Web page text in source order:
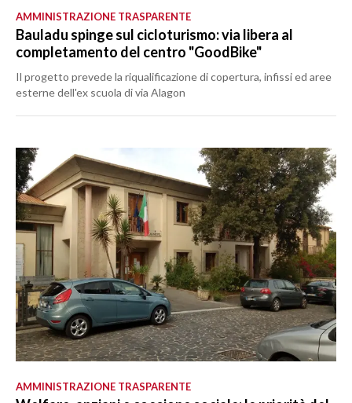
AMMINISTRAZIONE TRASPARENTE
Bauladu spinge sul cicloturismo: via libera al
completamento del centro "GoodBike"
Il progetto prevede la riqualificazione di copertura, infissi ed aree
esterne dell'ex scuola di via Alagon
AMMINISTRAZIONE TRASPARENTE